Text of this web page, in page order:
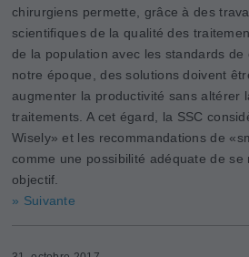
chirurgiens permette, grâce à des
scientifiques de la qualité des
de la population avec les standards de
notre époque, des solutions doivent
augmenter la productivité sans altérer
traitements. A cet égard, la SSC
­Wisely» et les recommandations de
comme une possibilité adéquate de se
objectif.
» Suivante